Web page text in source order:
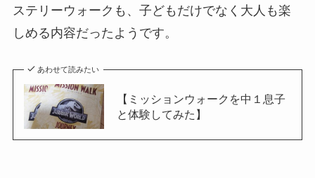
ステリーウォークも、子どもだけでなく大人も楽
しめる内容だったようです。
あわせて読みたい
【ミッションウォークを中１息子
と体験してみた】